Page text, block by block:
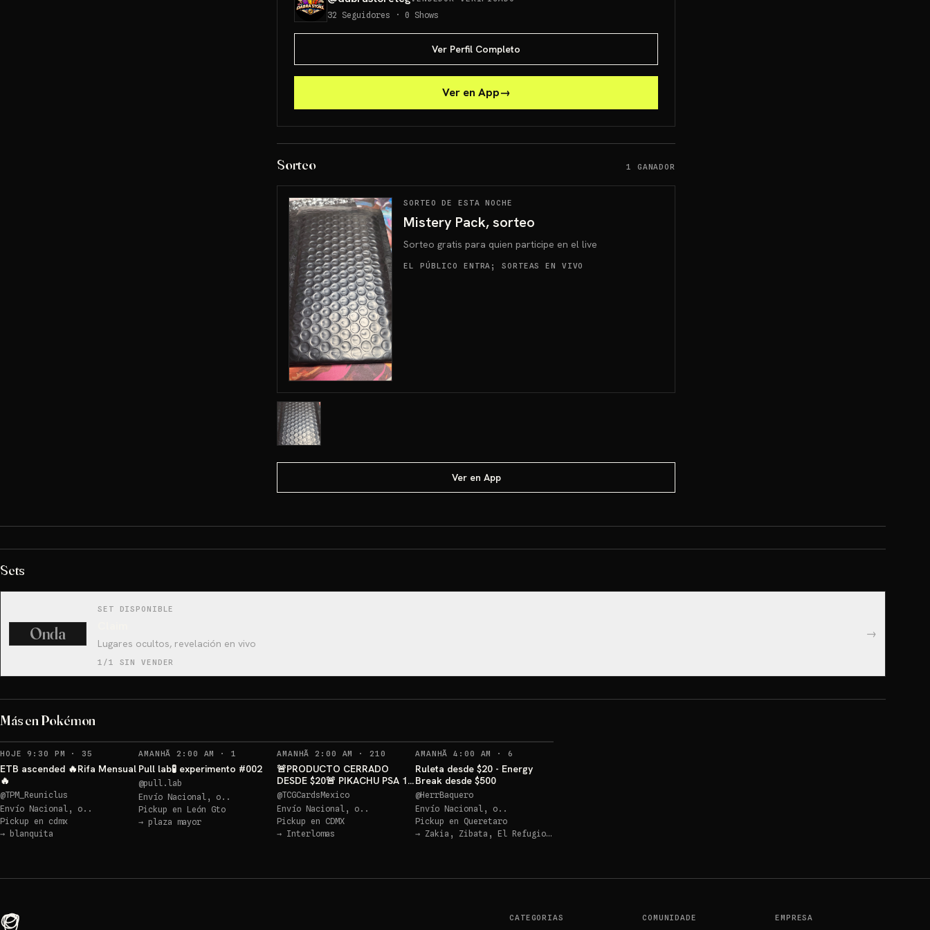
32 Seguidores · 0 Shows
Ver Perfil Completo
Ver en App→
Sorteo 1 GANADOR
SORTEO DE ESTA NOCHE
Mistery Pack, sorteo
Sorteo gratis para quien participe en el live
EL PÚBLICO ENTRA; SORTEAS EN VIVO
Ver en App
Sets
Onda
SET DISPONIBLE
Lugares ocultos, revelación en vivo
1/1 SIN VENDER
→
Más en Pokémon
HOJE 9:30 PM · 35 RECORDATORIOS
ETB ascended 🔥Rifa Mensual
🔥
@TPM_Reuniclus
Envío Nacional, o..
Pickup en cdmx
→ blanquita
AMANHÃ 2:00 AM · 1 RECORDATORIOS
Pull lab🧪 experimento #002
@pull.lab
Envío Nacional, o..
Pickup en León Gto
→ plaza mayor
AMANHÃ 2:00 AM · 210 RECORDATORIOS
🚨PRODUCTO CERRADO
DESDE $20🚨 PIKACHU PSA 10
GRATIS
@TCGCardsMexico
Envío Nacional, o..
Pickup en CDMX
→ Interlomas
AMANHÃ 4:00 AM · 6
Ruleta desde $20 - Energy
Break desde $500
@HerrBaquero
Envío Nacional, o..
Pickup en Queretaro
→ Zakia, Zibata, El Refugio, Plaza del Parque
CATEGORIAS COMUNIDADE EMPRESA